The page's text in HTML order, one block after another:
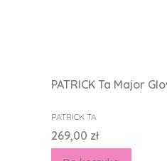
PATRICK Ta Major
PRODUCENT
PATRICK TA
Cena
269,00 zł